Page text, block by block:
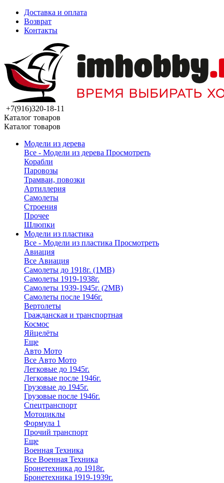
Доставка и оплата
Возврат
Контакты
+7(916)320-18-11
Каталог товаров
Каталог товаров
Модели из дерева
Все - Модели из дерева Просмотреть
Корабли
Паровозы
Трамваи, повозки
Артиллерия
Самолеты
Строения
Прочее
Шлюпки
Модели из пластика
Все - Модели из пластика Просмотреть
Авиация
Все Авиация
Самолеты до 1918г. (1МВ)
Самолеты 1919-1938г.
Самолеты 1939-1945г. (2МВ)
Самолеты после 1946г.
Вертолеты
Гражданская и транспортная
Космос
Яйцелёты
Еще
Авто Мото
Все Авто Мото
Легковые до 1945г.
Легковые после 1946г.
Грузовые до 1945г.
Грузовые после 1946г.
Спецтранспорт
Мотоциклы
Формула 1
Прочий транспорт
Еще
Военная Техника
Все Военная Техника
Бронетехника до 1918г.
Бронетехника 1919-1939г.